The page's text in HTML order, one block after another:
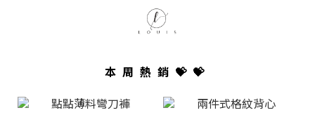
本周熱銷💝💝